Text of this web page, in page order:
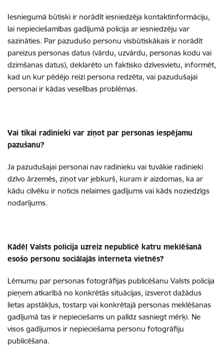
Iesniegumā būtiski ir norādīt iesniedzēja kontaktinformāciju,
lai nepieciešamības gadījumā policija ar iesniedzēju var
sazināties. Par pazudušo personu visbūtiskākais ir norādīt
pareizus personas datus (vārdu, uzvārdu, personas kodu vai
dzimšanas datus), deklarēto un faktisko dzīvesvietu, informēt,
kad un kur pēdējo reizi persona redzēta, vai pazudušajai
personai ir kādas veselības problēmas.
Vai tikai radinieki var ziņot par personas iespējamu
pazušanu?
Ja pazudušajai personai nav radinieku vai tuvākie radinieki
dzīvo ārzemēs, ziņot var jebkurš, kuram ir aizdomas, ka ar
kādu cilvēku ir noticis nelaimes gadījums vai kāds noziedzīgs
nodarījums.
Kādēļ Valsts policija uzreiz nepublicē katru meklēšanā
esošo personu sociālajās interneta vietnēs?
Lēmumu par personas fotogrāfijas publicēšanu Valsts policija
pieņem atkarībā no konkrētās situācijas, izsverot dažādus
lietas apstākļus, tostarp vai konkrētajā personas meklēšanas
gadījumā tas ir nepieciešams un palīdz sasniegt mērķi. Ne
visos gadījumos ir nepieciešama personu fotogrāfiju
publicēšana.